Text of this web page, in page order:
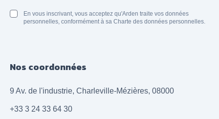
En vous inscrivant, vous acceptez qu'Arden traite vos données
personnelles, conformément à sa Charte des données personnelles.
Nos coordonnées
9 Av. de l'industrie, Charleville-Mézières, 08000
+33 3 24 33 64 30